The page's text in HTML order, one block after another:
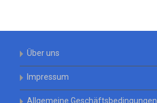
Über uns
Impressum
Allgemeine Geschäftsbedingungen